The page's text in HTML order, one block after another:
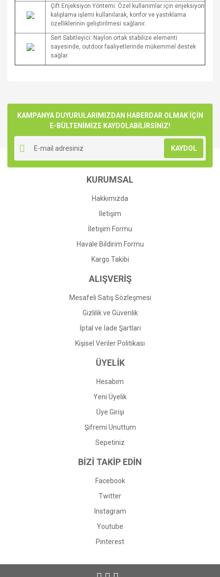
Çift Enjeksiyon Yöntemi: Özel kullanımlar için enjeksiyon
kalıplama işlemi kullanılarak, konfor ve yastıklama
özelliklerinin geliştirilmesi sağlanır.
Sert Sabitleyici: Naylon ortak stabilize elementi
sayesinde, outdoor faaliyetlerinde mükemmel destek
sağlar.
Yorum Yaz
kullanarak tarafımıza iletebilirsiniz.
Görüş ve önerileriniz için teşekkür ederiz.
Ürün resmi kalitesiz, bozuk veya görüntülenemiyor.
Ürün açıklamasında eksik bilgiler bulunuyor.
Ürün bilgilerinde hatalar bulunuyor.
Ürün fiyatı diğer sitelerden daha pahalı.
Gönder
KAMPANYA DUYURULARIMIZDAN HABERDAR OLMAK İÇİN
E-BÜLTENİMİZE KAYDOLABİLİRSİNİZ!
KAYDOL
KURUMSAL
Hakkımızda
İletişim
İletişim Formu
Havale Bildirim Formu
Kargo Takibi
ALIŞVERİŞ
Mesafeli Satış Sözleşmesi
Gizlilik ve Güvenlik
İptal ve İade Şartları
Kişisel Veriler Politikası
ÜYELİK
Hesabım
Yeni Üyelik
Üye Girişi
Şifremi Unuttum
Sepetiniz
BİZİ TAKİP EDİN
Facebook
Twitter
Instagram
Youtube
Pinterest